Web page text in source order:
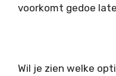
voorkomt gedoe
Wil je zien welke